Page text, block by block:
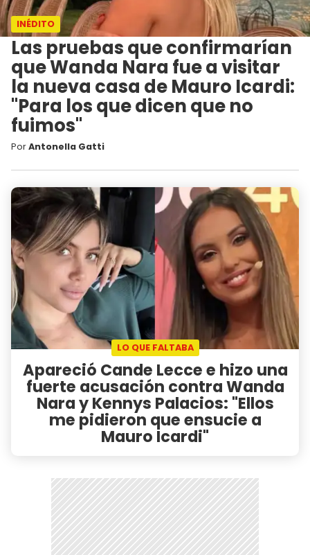
INÉDITO
Las pruebas que confirmarían
que Wanda Nara fue a visitar
la nueva casa de Mauro Icardi:
"Para los que dicen que no
fuimos"
PorAntonella Gatti
LO QUE FALTABA
Apareció Cande Lecce e hizo una
fuerte acusación contra Wanda
Nara y Kennys Palacios: "Ellos
me pidieron que ensucie a
Mauro Icardi"